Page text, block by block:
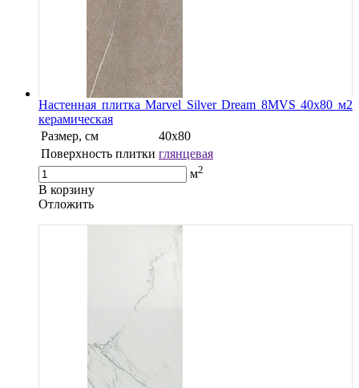
Настенная плитка Marvel Silver Dream 8MVS 40x80 м2
керамическая
Размер, см
40х80
Поверхность плитки глянцевая
м2
В корзину
Oтложить